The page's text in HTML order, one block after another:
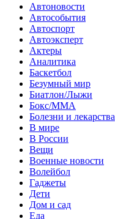
Автоновости
Автособытия
Автоспорт
Автоэксперт
Актеры
Аналитика
Баскетбол
Безумный мир
Биатлон/Лыжи
Бокс/MMA
Болезни и лекарства
В мире
В России
Вещи
Военные новости
Волейбол
Гаджеты
Дети
Дом и сад
Еда